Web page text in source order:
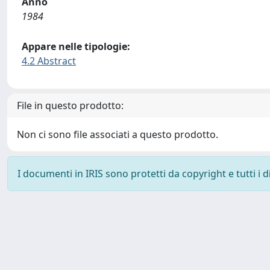
1984
Appare nelle tipologie:
4.2 Abstract
File in questo prodotto:
Non ci sono file associati a questo prodotto.
I documenti in IRIS sono protetti da copyright e tutti i